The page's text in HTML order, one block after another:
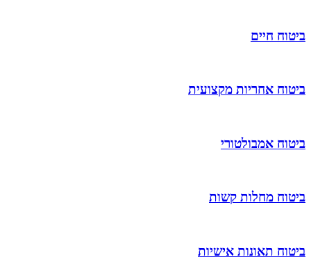
ביטוח חיים
ביטוח אחריות מקצועית
ביטוח אמבולטורי
ביטוח מחלות קשות
ביטוח תאונות אישיות